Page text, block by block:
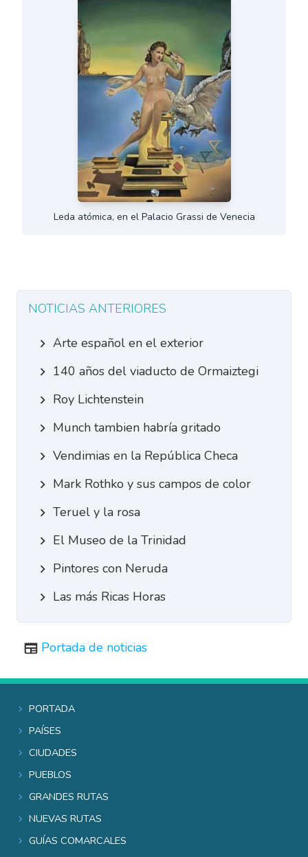
Leda atómica, en el Palacio Grassi de Venecia
NOTICIAS ANTERIORES
Arte español en el exterior
140 años del viaducto de Ormaiztegi
Roy Lichtenstein
Munch tambien habría gritado
Vendimias en la República Checa
Mark Rothko y sus campos de color
Teruel y la rosa
El Museo de la Trinidad
Pintores con Neruda
Las más Ricas Horas
Portada de noticias
Portada
Países
Ciudades
Pueblos
Grandes rutas
Nuevas rutas
Guías comarcales